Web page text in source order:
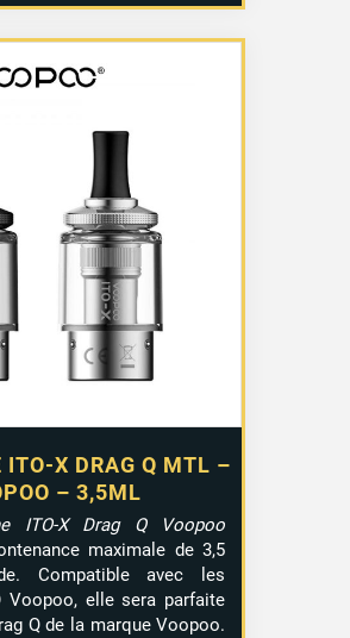
ITO-X DRAG Q MTL –
– 3,5ML
ITO-X Drag Q Voopoo
maximale de 3,5
Compatible avec les
Voopoo, elle sera parfaite
Q de la marque Voopoo.